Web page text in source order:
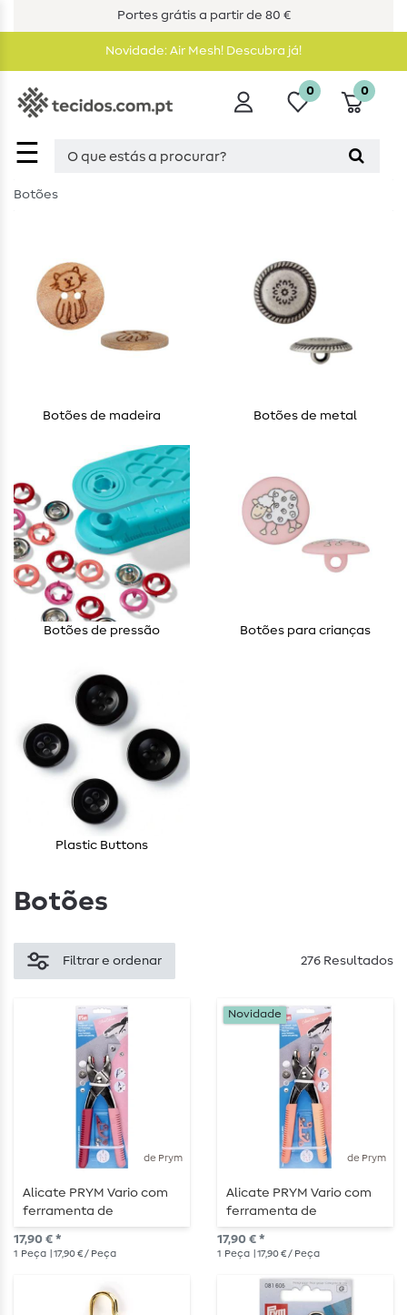
Portes grátis a partir de 80 €
Novidade: Air Mesh! Descubra já!
☰
0 0
Botões
Botões de madeira Botões de metal
Botões de pressão Botões para crianças
Plastic Buttons
Botões
Filtrar e ordenar 276 Resultados
de Prym
Alicate PRYM Vario com
ferramenta de
perfuração - baga
17,90 € *
1 Peça | 17,90 € / Peça
de Prym
Novidade
Alicate PRYM Vario com
ferramenta de
perfuração - damasco
17,90 € *
1 Peça | 17,90 € / Peça